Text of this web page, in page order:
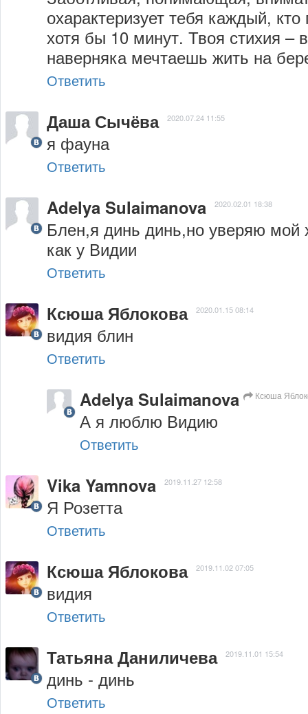
охарактеризует тебя каждый,
хотя бы 10 минут. Твоя стихия –
наверняка мечтаешь жить на
Ответить
Даша Сычёва 2020.07.24 11:55
я фауна
Ответить
Adelya Sulaimanova 2020.02.01 18:38
Блен,я динь динь,но уверяю мой
как у Видии
Ответить
Ксюша Яблокова 2020.01.15 08:14
видия блин
Ответить
Adelya Sulaimanova Ксюша
А я люблю Видию
Ответить
Vika Yamnova 2019.11.27 12:58
Я Розетта
Ответить
Ксюша Яблокова 2019.11.02 07:05
видия
Ответить
Татьяна Даниличева 2019.11.01 15:54
динь - динь
Ответить